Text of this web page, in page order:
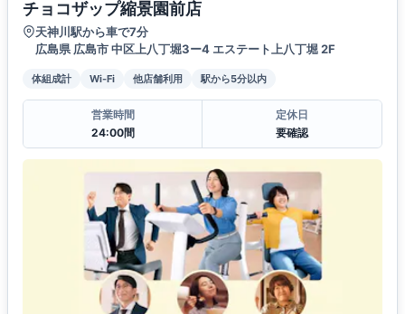
チョコザップ縮景園前店
天神川駅から車で7分
広島県 広島市 中区上八丁堀3ー4 エステート上八丁堀 2F
体組成計 Wi-Fi 他店舗利用 駅から5分以内
営業時間
24:00間
定休日
要確認